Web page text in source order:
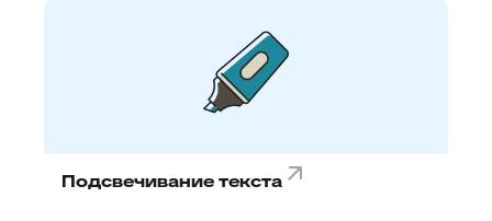
Подсвечивание текста